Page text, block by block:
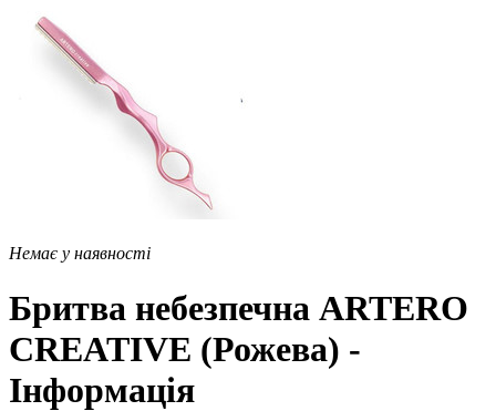
Немає у наявності
Бритва небезпечна ARTERO
CREATIVE (Рожева) -
Інформація